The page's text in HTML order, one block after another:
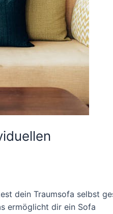
dein Traumsofa selbst
ermöglicht dir ein Sofa